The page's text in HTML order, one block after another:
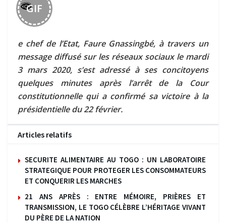
GIF
e chef de l’Etat, Faure Gnassingbé, à travers un
message diffusé sur les réseaux sociaux le mardi
3 mars 2020, s’est adressé à ses concitoyens
quelques minutes après l’arrêt de la Cour
constitutionnelle qui a confirmé sa victoire à la
présidentielle du 22 février.
Articles relatifs
SECURITE ALIMENTAIRE AU TOGO : UN LABORATOIRE
STRATEGIQUE POUR PROTEGER LES CONSOMMATEURS
ET CONQUERIR LES MARCHES
21 ANS APRÈS : ENTRE MÉMOIRE, PRIÈRES ET
TRANSMISSION, LE TOGO CÉLÈBRE L’HÉRITAGE VIVANT
DU PÈRE DE LA NATION